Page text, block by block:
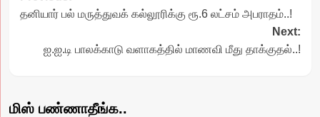
navigation
தனியார் பல் மருத்துவக் கல்லூரிக்கு ரூ.6 லட்சம் அபராதம்..!
Next:
ஐ.ஐ.டி பாலக்காடு வளாகத்தில் மாணவி மீது தாக்குதல்..!
மிஸ் பண்ணாதீங்க..